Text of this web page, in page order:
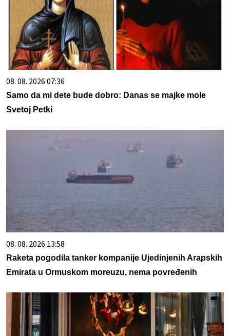
08. 08. 2026 07:36
Samo da mi dete bude dobro: Danas se majke mole
Svetoj Petki
08. 08. 2026 13:58
Raketa pogodila tanker kompanije Ujedinjenih Arapskih
Emirata u Ormuskom moreuzu, nema povređenih